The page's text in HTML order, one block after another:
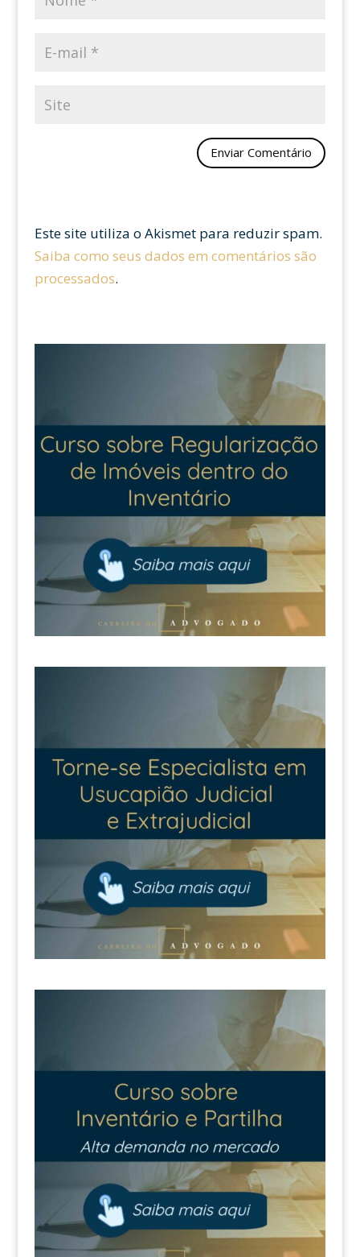
Este site utiliza o Akismet para reduzir spam.
Saiba como seus dados em comentários são
processados.